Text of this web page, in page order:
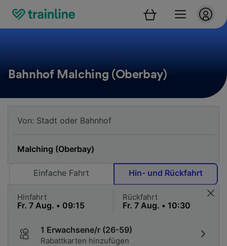
Bahnhof Malching (Oberbay)
Einfache Fahrt Hin- und Rückfahrt
Hinfahrt Rückfahrt
1 Erwachsene/r (26-59)
Rabattkarten hinzufügen